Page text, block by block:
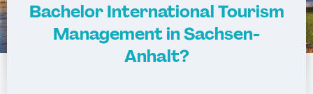
Bachelor International Tourism
Management in Sachsen-
Anhalt?